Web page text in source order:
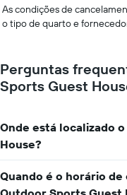
As condições de
o tipo de quarto e
Perguntas
Sports Guest
Onde está localizado
House?
Quando é o horário